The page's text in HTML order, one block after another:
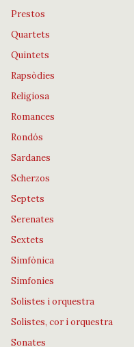
Prestos
Quartets
Quintets
Rapsòdies
Religiosa
Romances
Rondós
Sardanes
Scherzos
Septets
Serenates
Sextets
Simfònica
Simfonies
Solistes i orquestra
Solistes, cor i orquestra
Sonates